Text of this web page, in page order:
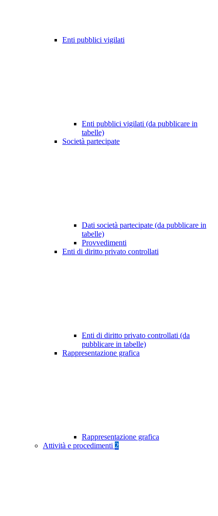
Enti pubblici vigilati
Enti pubblici vigilati (da pubblicare in
tabelle)
Società partecipate
Dati società partecipate (da pubblicare in
tabelle)
Provvedimenti
Enti di diritto privato controllati
Enti di diritto privato controllati (da
pubblicare in tabelle)
Rappresentazione grafica
Rappresentazione grafica
Attività e procedimenti 2